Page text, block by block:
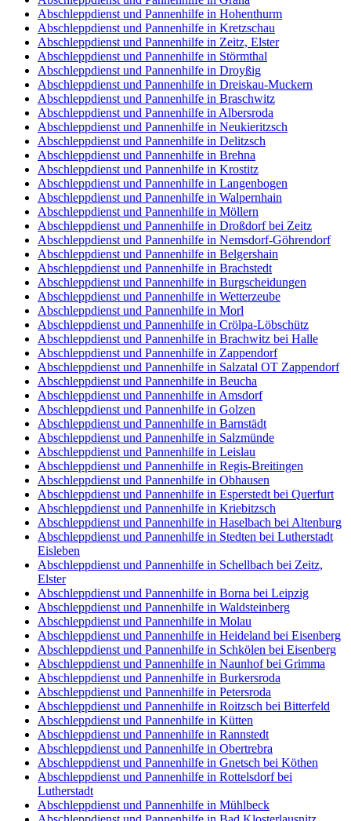
Abschleppdienst und Pannenhilfe in Hohenthurm
Abschleppdienst und Pannenhilfe in Kretzschau
Abschleppdienst und Pannenhilfe in Zeitz, Elster
Abschleppdienst und Pannenhilfe in Störmthal
Abschleppdienst und Pannenhilfe in Droyßig
Abschleppdienst und Pannenhilfe in Dreiskau-Muckern
Abschleppdienst und Pannenhilfe in Braschwitz
Abschleppdienst und Pannenhilfe in Albersroda
Abschleppdienst und Pannenhilfe in Neukieritzsch
Abschleppdienst und Pannenhilfe in Delitzsch
Abschleppdienst und Pannenhilfe in Brehna
Abschleppdienst und Pannenhilfe in Krostitz
Abschleppdienst und Pannenhilfe in Langenbogen
Abschleppdienst und Pannenhilfe in Walpernhain
Abschleppdienst und Pannenhilfe in Möllern
Abschleppdienst und Pannenhilfe in Droßdorf bei Zeitz
Abschleppdienst und Pannenhilfe in Nemsdorf-Göhrendorf
Abschleppdienst und Pannenhilfe in Belgershain
Abschleppdienst und Pannenhilfe in Brachstedt
Abschleppdienst und Pannenhilfe in Burgscheidungen
Abschleppdienst und Pannenhilfe in Wetterzeube
Abschleppdienst und Pannenhilfe in Morl
Abschleppdienst und Pannenhilfe in Crölpa-Löbschütz
Abschleppdienst und Pannenhilfe in Brachwitz bei Halle
Abschleppdienst und Pannenhilfe in Zappendorf
Abschleppdienst und Pannenhilfe in Salzatal OT Zappendorf
Abschleppdienst und Pannenhilfe in Beucha
Abschleppdienst und Pannenhilfe in Amsdorf
Abschleppdienst und Pannenhilfe in Golzen
Abschleppdienst und Pannenhilfe in Barnstädt
Abschleppdienst und Pannenhilfe in Salzmünde
Abschleppdienst und Pannenhilfe in Leislau
Abschleppdienst und Pannenhilfe in Regis-Breitingen
Abschleppdienst und Pannenhilfe in Obhausen
Abschleppdienst und Pannenhilfe in Esperstedt bei Querfurt
Abschleppdienst und Pannenhilfe in Kriebitzsch
Abschleppdienst und Pannenhilfe in Haselbach bei Altenburg
Abschleppdienst und Pannenhilfe in Stedten bei Lutherstadt
Eisleben
Abschleppdienst und Pannenhilfe in Schellbach bei Zeitz,
Elster
Abschleppdienst und Pannenhilfe in Borna bei Leipzig
Abschleppdienst und Pannenhilfe in Waldsteinberg
Abschleppdienst und Pannenhilfe in Molau
Abschleppdienst und Pannenhilfe in Heideland bei Eisenberg
Abschleppdienst und Pannenhilfe in Schkölen bei Eisenberg
Abschleppdienst und Pannenhilfe in Naunhof bei Grimma
Abschleppdienst und Pannenhilfe in Burkersroda
Abschleppdienst und Pannenhilfe in Petersroda
Abschleppdienst und Pannenhilfe in Roitzsch bei Bitterfeld
Abschleppdienst und Pannenhilfe in Kütten
Abschleppdienst und Pannenhilfe in Rannstedt
Abschleppdienst und Pannenhilfe in Obertrebra
Abschleppdienst und Pannenhilfe in Gnetsch bei Köthen
Abschleppdienst und Pannenhilfe in Rottelsdorf bei
Lutherstadt
Abschleppdienst und Pannenhilfe in Mühlbeck